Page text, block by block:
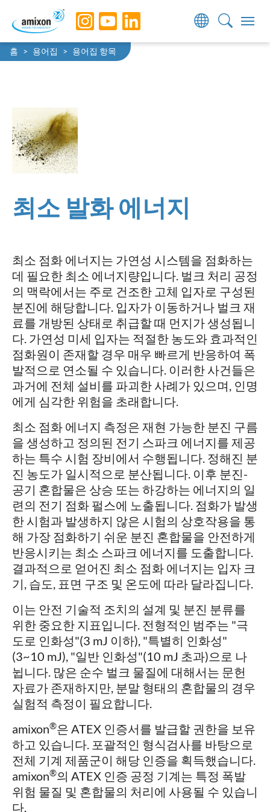
Skip to main navigation
Skip to main content
Skip to page footer
You are here:
홈 용어집 용어집 항목
최소 발화 에너지
최소 점화 에너지는 가연성 시스템을 점화하는
데 필요한 최소 에너지량입니다. 벌크 처리 공정
의 맥락에서는 주로 건조한 고체 입자로 구성된
분진에 해당합니다. 입자가 이동하거나 벌크 재
료를 개방된 상태로 취급할 때 먼지가 생성됩니
다. 가연성 미세 입자는 적절한 농도와 효과적인
점화원이 존재할 경우 매우 빠르게 반응하여 폭
발적으로 연소될 수 있습니다. 이러한 사건들은
과거에 전체 설비를 파괴한 사례가 있으며, 인명
에게 심각한 위험을 초래합니다.
최소 점화 에너지 측정은 재현 가능한 분진 구름
을 생성하고 정의된 전기 스파크 에너지를 제공
하는 특수 시험 장비에서 수행됩니다. 정해진 분
진 농도가 일시적으로 분산됩니다. 이후 분진-
공기 혼합물은 상승 또는 하강하는 에너지의 일
련의 전기 점화 펄스에 노출됩니다. 점화가 발생
한 시험과 발생하지 않은 시험의 상호작용을 통
해 가장 점화하기 쉬운 분진 혼합물을 안전하게
반응시키는 최소 스파크 에너지를 도출합니다.
결과적으로 얻어진 최소 점화 에너지는 입자 크
기, 습도, 표면 구조 및 온도에 따라 달라집니다.
이는 안전 기술적 조치의 설계 및 분진 분류를
위한 중요한 지표입니다. 전형적인 범주는 "극
도로 인화성"(3 mJ 이하), "특별히 인화성"
(3~10 mJ), "일반 인화성"(10 mJ 초과)으로 나
뉩니다. 많은 순수 벌크 물질에 대해서는 문헌
자료가 존재하지만, 분말 형태의 혼합물의 경우
실험적 측정이 필요합니다.
amixon®은 ATEX 인증서를 발급할 권한을 보유
하고 있습니다. 포괄적인 형식검사를 바탕으로
전체 기계 제품군이 해당 인증을 획득했습니다.
amixon®의 ATEX 인증 공정 기계는 특정 폭발
위험 물질 및 혼합물의 처리에 사용될 수 있습니
다.